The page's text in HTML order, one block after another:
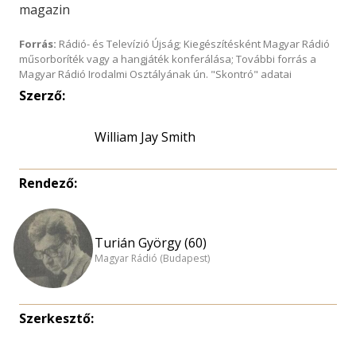
magazin
Forrás: Rádió- és Televízió Újság; Kiegészítésként Magyar Rádió
műsorboríték vagy a hangjáték konferálása; További forrás a
Magyar Rádió Irodalmi Osztályának ún. "Skontró" adatai
Szerző:
William Jay Smith
Rendező:
Turián György (60)
Magyar Rádió (Budapest)
Szerkesztő: